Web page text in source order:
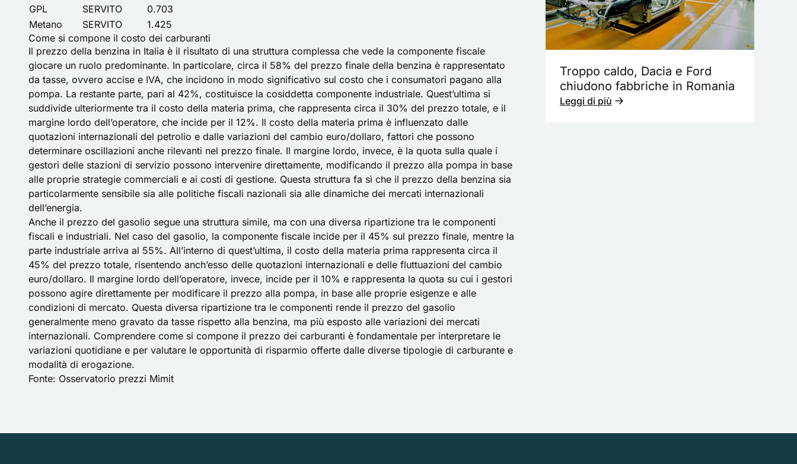
GPL
SERVITO
0.703
Metano
SERVITO
1.425
Come si compone il costo dei carburanti
Il prezzo della benzina in Italia è il risultato di una struttura complessa che vede la componente fiscale
giocare un ruolo predominante. In particolare, circa il 58% del prezzo finale della benzina è rappresentato
da tasse, ovvero accise e IVA, che incidono in modo significativo sul costo che i consumatori pagano alla
pompa. La restante parte, pari al 42%, costituisce la cosiddetta componente industriale. Quest’ultima si
suddivide ulteriormente tra il costo della materia prima, che rappresenta circa il 30% del prezzo totale, e il
margine lordo dell’operatore, che incide per il 12%. Il costo della materia prima è influenzato dalle
quotazioni internazionali del petrolio e dalle variazioni del cambio euro/dollaro, fattori che possono
determinare oscillazioni anche rilevanti nel prezzo finale. Il margine lordo, invece, è la quota sulla quale i
gestori delle stazioni di servizio possono intervenire direttamente, modificando il prezzo alla pompa in base
alle proprie strategie commerciali e ai costi di gestione. Questa struttura fa sì che il prezzo della benzina sia
particolarmente sensibile sia alle politiche fiscali nazionali sia alle dinamiche dei mercati internazionali
dell’energia.
Anche il prezzo del gasolio segue una struttura simile, ma con una diversa ripartizione tra le componenti
fiscali e industriali. Nel caso del gasolio, la componente fiscale incide per il 45% sul prezzo finale, mentre la
parte industriale arriva al 55%. All’interno di quest’ultima, il costo della materia prima rappresenta circa il
45% del prezzo totale, risentendo anch’esso delle quotazioni internazionali e delle fluttuazioni del cambio
euro/dollaro. Il margine lordo dell’operatore, invece, incide per il 10% e rappresenta la quota su cui i gestori
possono agire direttamente per modificare il prezzo alla pompa, in base alle proprie esigenze e alle
condizioni di mercato. Questa diversa ripartizione tra le componenti rende il prezzo del gasolio
generalmente meno gravato da tasse rispetto alla benzina, ma più esposto alle variazioni dei mercati
internazionali. Comprendere come si compone il prezzo dei carburanti è fondamentale per interpretare le
variazioni quotidiane e per valutare le opportunità di risparmio offerte dalle diverse tipologie di carburante e
modalità di erogazione.
Fonte: Osservatorio prezzi Mimit
Troppo caldo, Dacia e Ford
chiudono fabbriche in Romania
Leggi di più